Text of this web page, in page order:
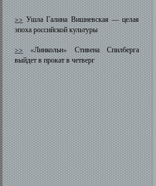
>>Ушла Галина Вишневская — целая
эпоха российской культуры
>>«Линкольн» Стивена Спилберга
выйдет в прокат в четверг